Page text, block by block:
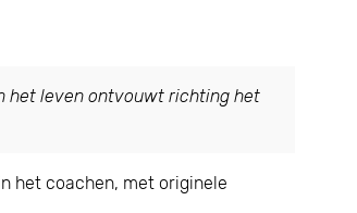
het leven ontvouwt richting het
het coachen, met originele